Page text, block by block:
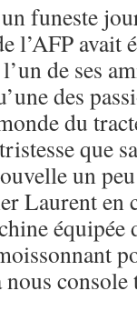
funeste
l’AFP avait
de ses
des
du
que
un
Laurent
équipée
nous